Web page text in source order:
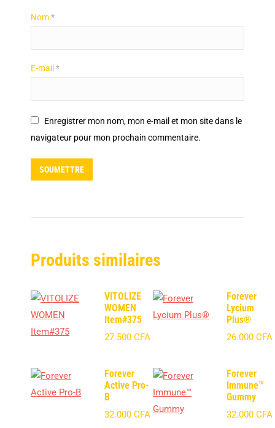
Nom*
E-mail *
Enregistrer mon nom, mon e-mail et mon site dans le
navigateur pour mon prochain commentaire.
Produits similaires
VITOLIZE
WOMEN
Item#375
27.500 CFA
Forever
Lycium
Plus®
26.000 CFA
Forever
Active Pro-
B
32.000 CFA
Forever
Immune™
Gummy
32.000 CFA